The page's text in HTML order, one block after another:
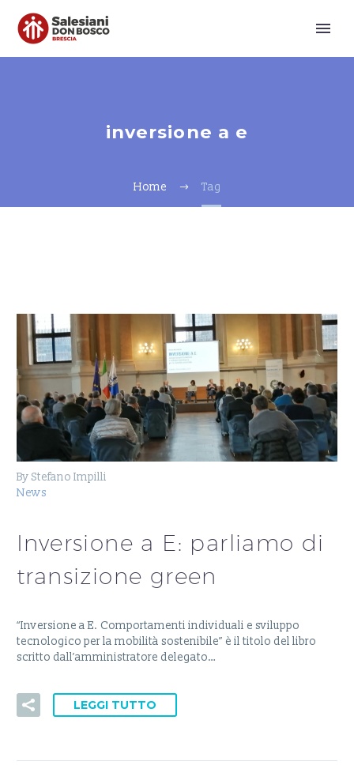
inversione a e
Home Tag
By Stefano Impilli
News
Inversione a E: parliamo di
transizione green
“Inversione a E. Comportamenti individuali e sviluppo
tecnologico per la mobilità sostenibile” è il titolo del libro
scritto dall’amministratore delegato…
LEGGI TUTTO